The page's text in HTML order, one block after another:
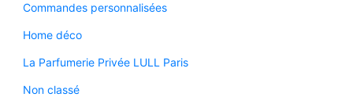
Commandes personnalisées
Home déco
La Parfumerie Privée LULL Paris
Non classé